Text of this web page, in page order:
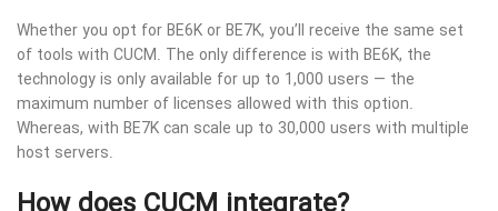
Whether you opt for BE6K or BE7K, you’ll receive the same set
of tools with CUCM. The only difference is with BE6K, the
technology is only available for up to 1,000 users — the
maximum number of licenses allowed with this option.
Whereas, with BE7K can scale up to 30,000 users with multiple
host servers.